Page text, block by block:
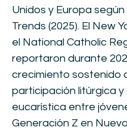
Unidos y Europa
Trends (2025). El New
el National Catholic
reportaron durante
crecimiento sostenido
participación litúrgica
eucarística entre
Generación Z en